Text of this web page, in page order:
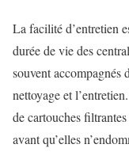
La facilité d’entretien
durée de vie des
souvent accompagnés
nettoyage et
de cartouches
avant qu’elles